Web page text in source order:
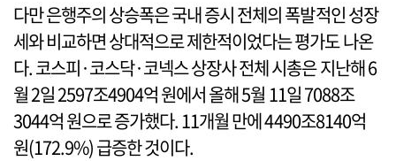
다만 은행주의 상승폭은 국내 증시 전체의 폭발적인 성장
세와 비교하면 상대적으로 제한적이었다는 평가도 나온
다. 코스피·코스닥·코넥스 상장사 전체 시총은 지난해 6
월 2일 2597조4904억 원에서 올해 5월 11일 7088조
3044억 원으로 증가했다. 11개월 만에 4490조8140억
원(172.9%) 급증한 것이다.